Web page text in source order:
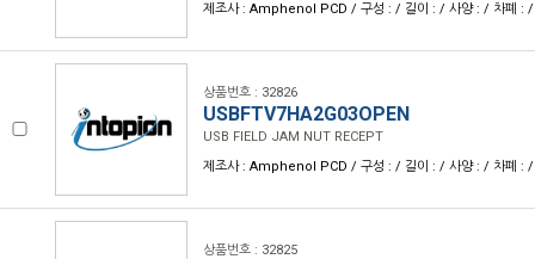
제조사 : Amphenol PCD / 구성 : / 길이 : / 사양 : / 차폐 : /
상품번호 : 32826
USBFTV7HA2G03OPEN
USB FIELD JAM NUT RECEPT
제조사 : Amphenol PCD / 구성 : / 길이 : / 사양 : / 차폐 : /
상품번호 : 32825